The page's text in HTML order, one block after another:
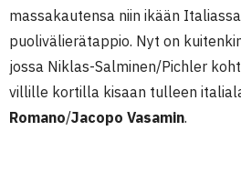
massakautensa niin ikään
puolivälierätappio. Nyt on
jossa Niklas-Salminen/Pichler
villille kortilla kisaan tulleen
Romano/Jacopo Vasamin.